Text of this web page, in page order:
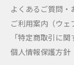
よくあるご質問・
ご利用案内（ウェ
「特定商取引に
個人情報保護方針